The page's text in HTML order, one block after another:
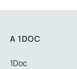
A 1DOC
1Doc